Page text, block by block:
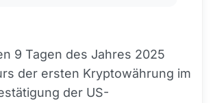
9 Tagen des Jahres 2025
der ersten Kryptowährung im
der US-